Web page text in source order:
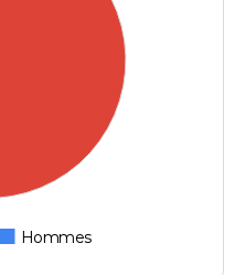
Hommes